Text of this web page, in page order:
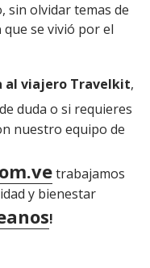
sin olvidar temas de
que se vivió por el
al viajero Travelkit,
duda o si requieres
nuestro equipo de
trabajamos
y bienestar
!